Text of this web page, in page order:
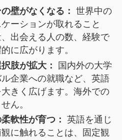
壁がなくなる： 世界中の
ーションが取れること
出会える人の数、経験で
に広がります。
肢が拡大：
国内外の大学
企業への就職など、英語
きく広げます。海外での
ん。
軟性が育つ： 英語を通じ
に触れることは、固定観